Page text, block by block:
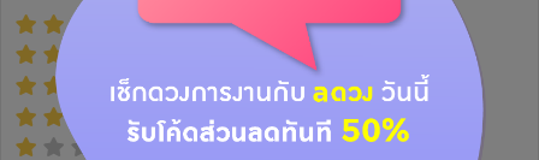
(2)
(0)
(0)
(0)